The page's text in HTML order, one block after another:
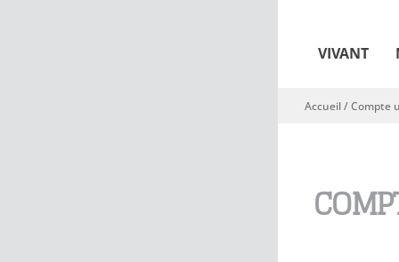
VIVANT
Vous êtes ici
Accueil/Compte